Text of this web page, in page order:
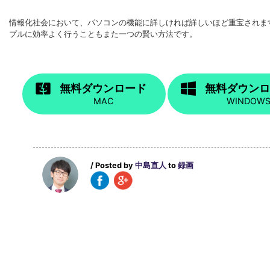
情報化社会において、パソコンの機能に詳しければ詳しいほど重宝され
プルに効率よく行うこともまた一つの賢い方法です。
無料ダウンロード
MAC
無料ダウン
WINDOWS
/ Posted by 中島直人 to 録画